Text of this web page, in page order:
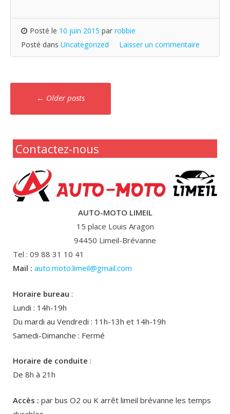
Posté le 10 juin 2015 par robbie
Posté dans Uncategorized Laisser un commentaire
Navigation
messages
← Older posts
Contactez-nous
AUTO-MOTO LIMEIL
15 place Louis Aragon
94450 Limeil-Brévanne
Tel : 09 88 31 10 41
Mail : auto.moto.limeil@gmail.com
Horaire bureau :
Lundi : 14h-19h
Du mardi au Vendredi : 11h-13h et 14h-19h
Samedi-Dimanche : Fermé
Horaire de conduite :
De 8h à 21h
Accès : par bus O2 ou K arrêt limeil brévanne les temps